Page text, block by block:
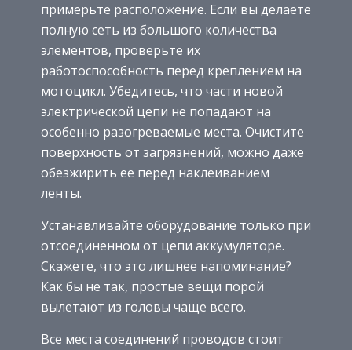
примерьте расположение. Если вы делаете
полную сеть из большого количества
элементов, проверьте их
работоспособность перед креплением на
мотоцикл. Убедитесь, что части новой
электрической цепи не попадают на
особенно разогреваемые места. Очистите
поверхность от загрязнений, можно даже
обезжирить ее перед наклеиванием
ленты.
Устанавливайте оборудование только при
отсоединенном от цепи аккумуляторе.
Скажете, что это лишнее напоминание?
Как бы не так, простые вещи порой
вылетают из головы чаще всего.
Все места соединений проводов стоит